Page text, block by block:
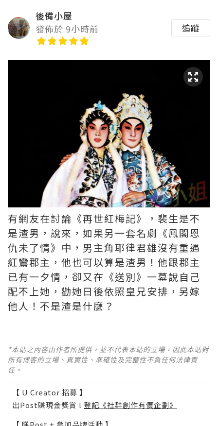
後備小屋
發佈於 9小時前
追蹤
有網友在討論《再世紅梅記》，裴生是不
是渣男，說來，如果另一套名劇《鳯閣恩
仇未了情》中，男主角耶律君雄沒有重遇
紅鸞郡主，他也可以算是渣男！他跟郡主
已有一夕情，卻又在《送別》一幕說自己
配不上她，勸她日後依照皇兄安排，另嫁
他人！不是渣是什麼？ ​​​
*本站之內容由作者所提供，並不代表本站的立場。因此本站對
所有博客的立場、真實性、準確性及完整性不負任何法律責
任。
【 U Creator 招募 】
出Post賺現金獎賞 l 登記《社群創作有價企劃》